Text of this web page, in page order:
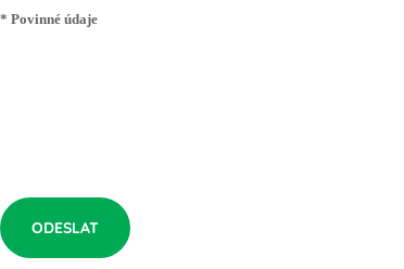
* Povinné údaje